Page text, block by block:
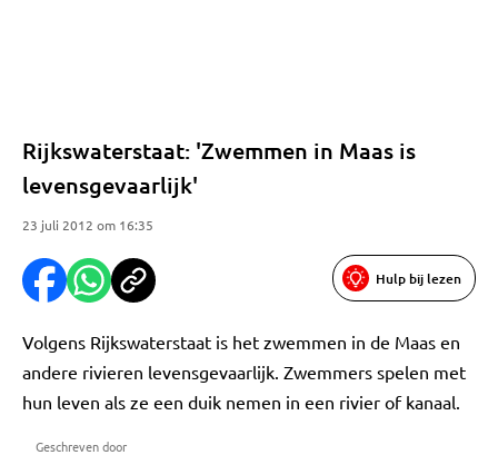
Rijkswaterstaat: 'Zwemmen in Maas is
levensgevaarlijk'
23 juli 2012 om 16:35
Hulp bij lezen
Volgens Rijkswaterstaat is het zwemmen in de Maas en
andere rivieren levensgevaarlijk. Zwemmers spelen met
hun leven als ze een duik nemen in een rivier of kanaal.
Geschreven door